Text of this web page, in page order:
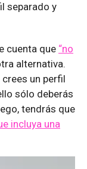
separado y
cuenta que “no
alternativa.
un perfil
sólo deberás
tendrás que
incluya una